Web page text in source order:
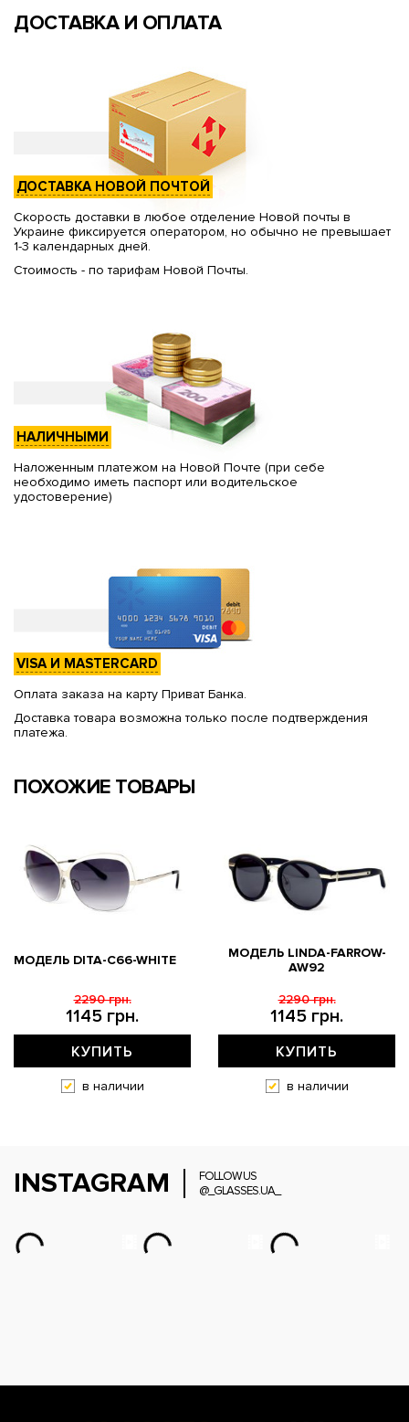
ДОСТАВКА И ОПЛАТА
ДОСТАВКА НОВОЙ ПОЧТОЙ
Скорость доставки в любое отделение Новой почты в
Украине фиксируется оператором, но обычно не превышает
1-3 календарных дней.
Стоимость - по тарифам Новой Почты.
НАЛИЧНЫМИ
Наложенным платежом на Новой Почте (при себе
необходимо иметь паспорт или водительское
удостоверение)
VISA И MASTERCARD
Оплата заказа на карту Приват Банка.
Доставка товара возможна только после подтверждения
платежа.
ПОХОЖИЕ ТОВАРЫ
МОДЕЛЬ DITA-C66-WHITE
1145 грн.
2290 грн.
КУПИТЬ
в наличии
МОДЕЛЬ LINDA-FARROW-
AW92
1145 грн.
2290 грн.
КУПИТЬ
в наличии
INSTAGRAM
FOLLOW US
@_GLASSES.UA_